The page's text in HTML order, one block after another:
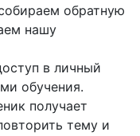
обратную
нашу
в личный
обучения.
получает
тему и